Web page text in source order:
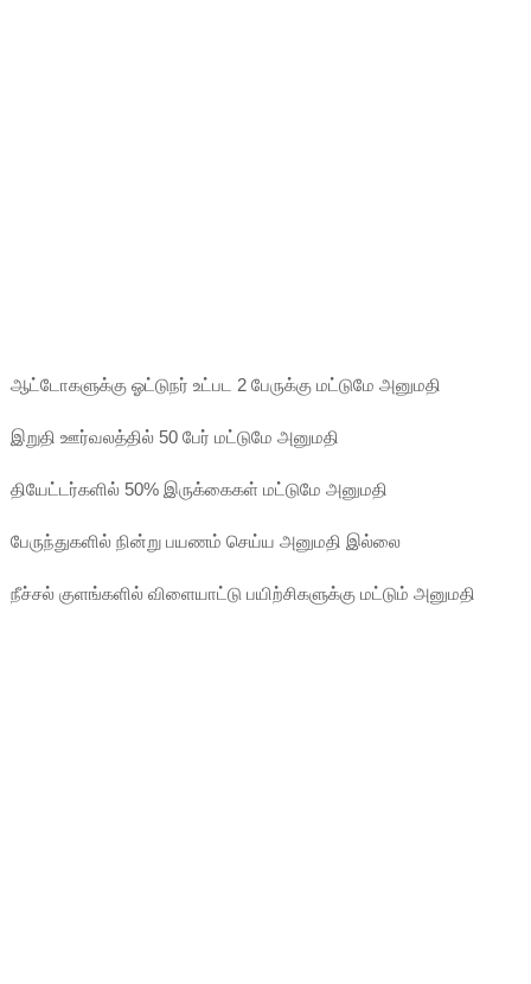
ஆட்டோகளுக்கு ஓட்டுநர் உட்பட 2 பேருக்கு மட்டுமே அனுமதி
இறுதி ஊர்வலத்தில் 50 பேர் மட்டுமே அனுமதி
தியேட்டர்களில் 50% இருக்கைகள் மட்டுமே அனுமதி
பேருந்துகளில் நின்று பயணம் செய்ய அனுமதி இல்லை
நீச்சல் குளங்களில் விளையாட்டு பயிற்சிகளுக்கு மட்டும் அனுமதி